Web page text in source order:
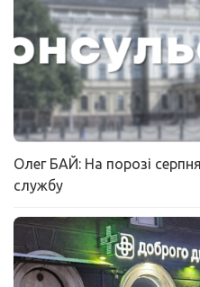
Олег БАЙ: На порозі
службу